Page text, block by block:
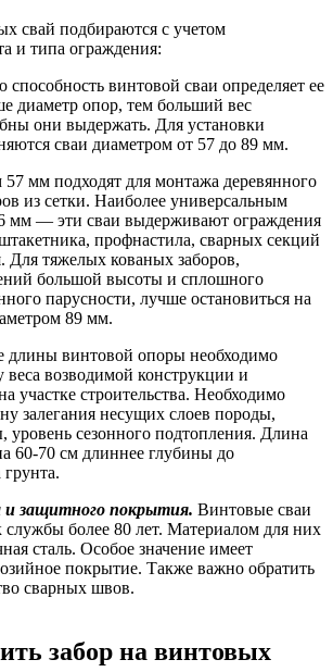
свай подбираются с учетом
и типа ограждения:
винтовой сваи определяет ее
диаметр опор, тем больший вес
они выдержать. Для установки
сваи диаметром от 57 до 89 мм.
мм подходят для монтажа деревянного
из сетки. Наиболее универсальным
мм — эти сваи выдерживают ограждения
профнастила, сварных секций
Для тяжелых кованых заборов,
большой высоты и сплошного
парусности, лучше остановиться на
89 мм.
длины винтовой опоры необходимо
веса возводимой конструкции и
участке строительства. Необходимо
залегания несущих слоев породы,
уровень сезонного подтопления. Длина
60-70 см длиннее глубины до
грунта.
и защитного покрытия. Винтовые сваи
службы более 80 лет. Материалом для них
сталь. Особое значение имеет
покрытие. Также важно обратить
сварных швов.
забор на винтовых